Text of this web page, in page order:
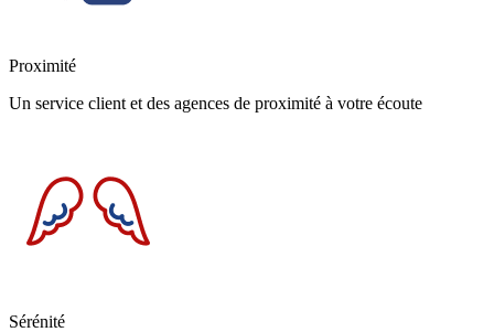
Proximité
Un service client et des agences de proximité à votre écoute
Sérénité